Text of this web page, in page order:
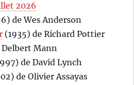
2026
de Wes Anderson
(1935) de Richard Pottier
Mann
de David Lynch
de Olivier Assayas